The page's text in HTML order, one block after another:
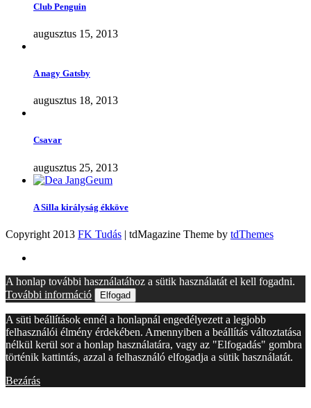
Club Penguin
augusztus 15, 2013
A nagy Gatsby
augusztus 18, 2013
Csavar
augusztus 25, 2013
A Silla királyság ékköve
Copyright 2013 FK Tudás | tdMagazine Theme by tdThemes
A honlap további használatához a sütik használatát el kell fogadni.
További információ
Elfogad
A süti beállítások ennél a honlapnál engedélyezett a legjobb
felhasználói élmény érdekében. Amennyiben a beállítás változtatása
nélkül kerül sor a honlap használatára, vagy az "Elfogadás" gombra
történik kattintás, azzal a felhasználó elfogadja a sütik használatát.
Bezárás